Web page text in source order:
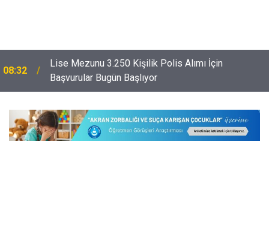
08:32
Lise Mezunu 3.250 Kişilik Polis Alımı İçin
Başvurular Bugün Başlıyor